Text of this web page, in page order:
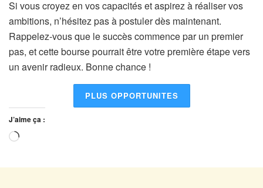
Si vous croyez en vos capacités et aspirez à réaliser vos
ambitions, n’hésitez pas à postuler dès maintenant.
Rappelez-vous que le succès commence par un premier
pas, et cette bourse pourrait être votre première étape vers
un avenir radieux. Bonne chance !
PLUS OPPORTUNITES
J’aime ça :